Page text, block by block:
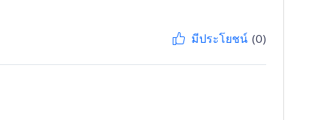
มีประโยชน์ (0)